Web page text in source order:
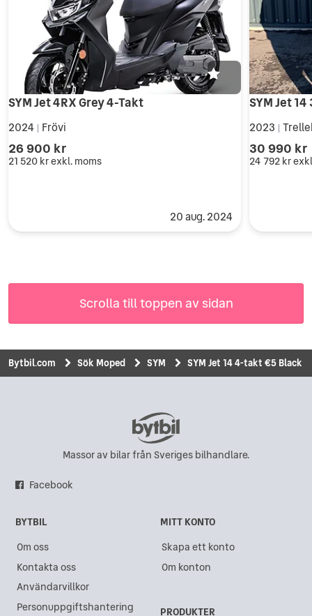
SYM Jet 4RX Grey 4-Takt
2024 Frövi
26 900 kr
21 520 krexkl. moms
20 aug. 2024
SYM Jet
2023
30 990 kr
24 792 kr
Scrolla till toppen av sidan
Bytbil.com Sök Moped SYM SYM Jet 14 4-takt €5 Black
Massor av bilar från Sveriges bilhandlare.
Facebook
BYTBIL
Om oss
Kontakta oss
Användarvillkor
Personuppgiftshantering
MITT KONTO
Skapa ett konto
Om konton
PRODUKTER